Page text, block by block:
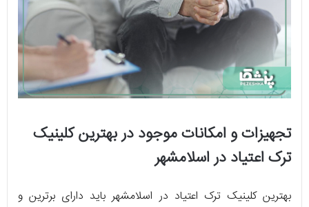
تجهیزات و امکانات موجود در بهترین کلینیک
ترک اعتیاد در اسلامشهر
بهترین کلینیک ترک اعتیاد در اسلامشهر باید دارای برترین و